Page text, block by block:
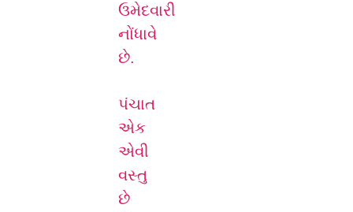
ઉમેદવારી
નોંધાવે
છે.
પંચાત
એક
એવી
વસ્તુ
છે